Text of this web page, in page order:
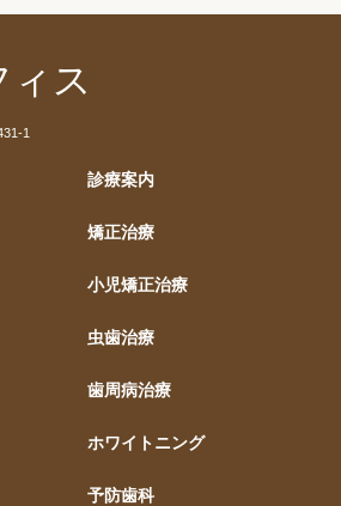
ィス
1
診療案内
矯正治療
小児矯正治療
虫歯治療
歯周病治療
ホワイトニング
予防歯科